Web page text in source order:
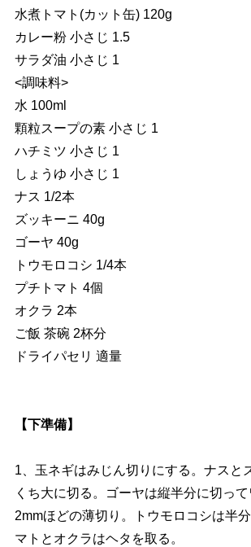
水煮トマト(カット缶) 120g
カレー粉 小さじ 1.5
サラダ油 小さじ 1
<調味料>
水 100ml
顆粒スープの素 小さじ 1
ハチミツ 小さじ 1
しょうゆ 小さじ 1
ナス 1/2本
ズッキーニ 40g
ゴーヤ 40g
トウモロコシ 1/4本
プチトマト 4個
オクラ 2本
ご飯 茶碗 2杯分
ドライパセリ 適量
【下準備】
1、玉ネギはみじん切りにする。ナスと
くち大に切る。ゴーヤは縦半分に切っ
2mmほどの薄切り。トウモロコシは半
マトとオクラはヘタを取る。